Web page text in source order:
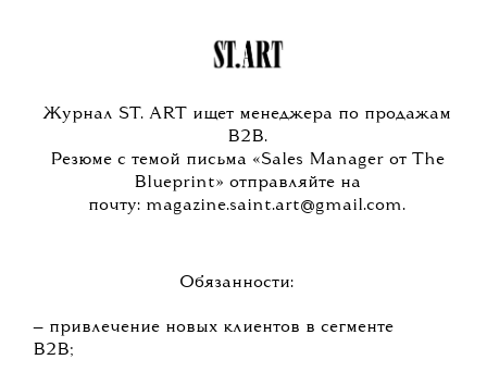
Журнал ST. ART ищет менеджера по продажам
B2B.
Резюме с темой письма «Sales Manager от The
Blueprint» отправляйте на
почту: magazine.saint.art@gmail.com.
Обязанности:
— привлечение новых клиентов в сегменте
B2B;